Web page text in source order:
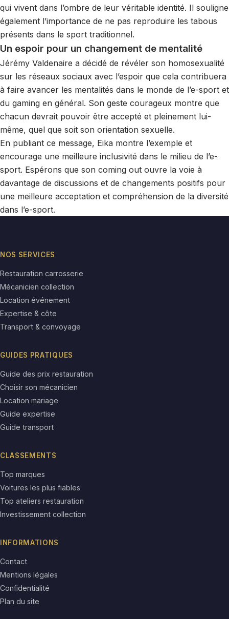
qui vivent dans l’ombre de leur véritable identité. Il souligne
également l’importance de ne pas reproduire les tabous
présents dans le sport traditionnel.
Un espoir pour un changement de mentalité
Jérémy Valdenaire a décidé de révéler son homosexualité
sur les réseaux sociaux avec l’espoir que cela contribuera
à faire avancer les mentalités dans le monde de l’e-sport et
du gaming en général. Son geste courageux montre que
chacun devrait pouvoir être accepté et pleinement lui-
même, quel que soit son orientation sexuelle.
En publiant ce message, Eika montre l’exemple et
encourage une meilleure inclusivité dans le milieu de l’e-
sport. Espérons que son coming out ouvre la voie à
davantage de discussions et de changements positifs pour
une meilleure acceptation et compréhension de la diversité
dans l’e-sport.
NOS SERVICES
Restauration carrosserie
Mécanicien collection
Location événement
Expertise & côte
Transport & convoyage
GUIDES PRATIQUES
Guide des prix restauration
Choisir son mécanicien
Location mariage
Guide expertise
Guide transport
CLASSEMENTS
Top marques
Voitures les plus fiables
Top ateliers restauration
Investissement collection
INFORMATIONS
Contact
Mentions légales
Confidentialité
Plan du site